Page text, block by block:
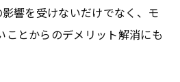
響を受けないだけでなく、モ
ことからのデメリット解消にも